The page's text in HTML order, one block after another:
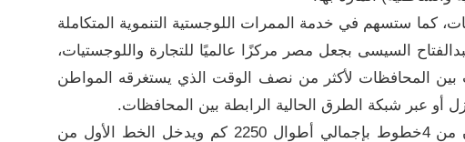
كما ستسهم في خدمة الممرات اللوجستية التنموية المتكاملة
السيسى بجعل مصر مركزًا عالميًا للتجارة واللوجستيات،
بين المحافظات لأكثر من نصف الوقت الذي يستغرقه المواطن
أو عبر شبكة الطرق الحالية الرابطة بين المحافظات.
جدير بالذكر أن شبكة القطار السريع تتكون من 4خطوط بإجمالي أطوال 2250 كم ويدخل الخط الأول من